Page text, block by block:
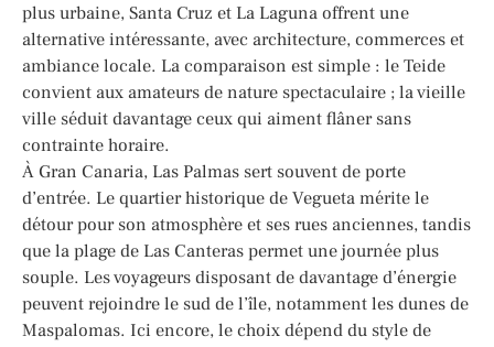
plus urbaine, Santa Cruz et La Laguna offrent une
alternative intéressante, avec architecture, commerces et
ambiance locale. La comparaison est simple : le Teide
convient aux amateurs de nature spectaculaire ; la vieille
ville séduit davantage ceux qui aiment flâner sans
contrainte horaire.
À Gran Canaria, Las Palmas sert souvent de porte
d’entrée. Le quartier historique de Vegueta mérite le
détour pour son atmosphère et ses rues anciennes, tandis
que la plage de Las Canteras permet une journée plus
souple. Les voyageurs disposant de davantage d’énergie
peuvent rejoindre le sud de l’île, notamment les dunes de
Maspalomas. Ici encore, le choix dépend du style de